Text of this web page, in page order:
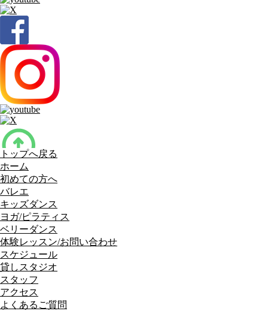
トップへ戻る
ホーム
初めての方へ
バレエ
キッズダンス
ヨガ/ピラティス
ベリーダンス
体験レッスン/お問い合わせ
スケジュール
貸しスタジオ
スタッフ
アクセス
よくあるご質問